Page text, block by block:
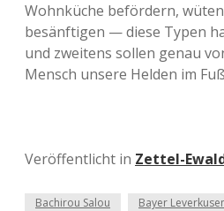
Wohnküche befördern,
besänftigen — diese Typen
und zweitens sollen genau
Mensch unsere Helden im
Veröffentlicht in Zettel-
Bachirou Salou Bayer